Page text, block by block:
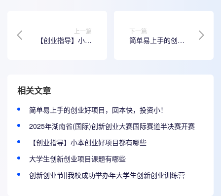
上一篇
【创业指导】小本
下一篇
简单易上手的创业
相关文章
简单易上手的创业好项目，回本快，投资小！
2025年湖南省(国际)创新创业大赛国际赛道半决赛开赛
【创业指导】小本创业好项目都有哪些
大学生创新创业项目课题有哪些
创新创业节||我校成功举办年大学生创新创业训练营